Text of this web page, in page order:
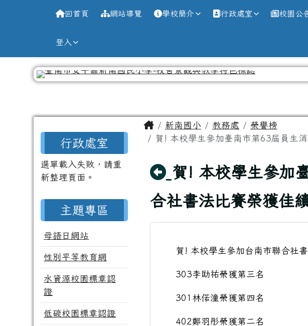
台南市新南國小全球資訊網
回首頁 網站導覽 學校簡介 行政處室 校園公
登入
左邊區域內容
行政處室
選單載入失敗，請重
新整理頁面。
主題專區
母語日網站
性別平等教育網
水資源校園標章認
證
低碳校園標章認證
主內容區域
Home新南國小 教務處
榮譽榜
賀! 本校學生參加臺南市第63屆員生
回上頁
賀! 本校學生參加
合社書法比賽榮獲佳
賀! 本校學生參加台南市聯合社
303李劻祐榮獲第三名
301林偌潼榮獲第四名
402鄭羽彤榮獲第二名